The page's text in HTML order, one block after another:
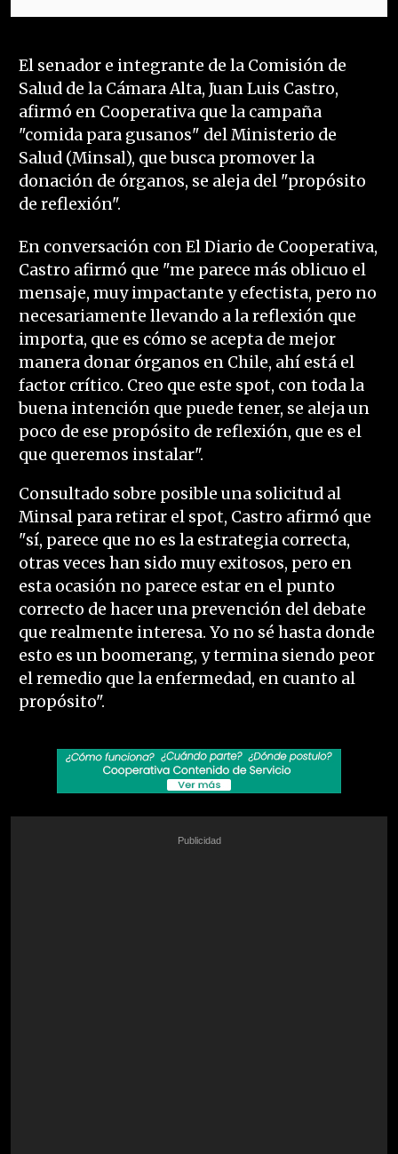
El senador e integrante de la Comisión de
Salud de la Cámara Alta, Juan Luis Castro,
afirmó en Cooperativa que la campaña
"comida para gusanos" del Ministerio de
Salud (Minsal), que busca promover la
donación de órganos, se aleja del "propósito
de reflexión".
En conversación con El Diario de Cooperativa,
Castro afirmó que "me parece más oblicuo el
mensaje, muy impactante y efectista, pero no
necesariamente llevando a la reflexión que
importa, que es cómo se acepta de mejor
manera donar órganos en Chile, ahí está el
factor crítico. Creo que este spot, con toda la
buena intención que puede tener, se aleja un
poco de ese propósito de reflexión, que es el
que queremos instalar".
Consultado sobre posible una solicitud al
Minsal para retirar el spot, Castro afirmó que
"sí, parece que no es la estrategia correcta,
otras veces han sido muy exitosos, pero en
esta ocasión no parece estar en el punto
correcto de hacer una prevención del debate
que realmente interesa. Yo no sé hasta donde
esto es un boomerang, y termina siendo peor
el remedio que la enfermedad, en cuanto al
propósito".